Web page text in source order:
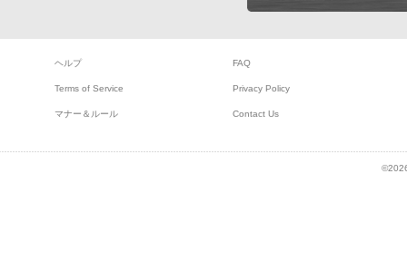
ヘルプ FAQ
Terms of Service Privacy Policy
マナー＆ルール Contact Us